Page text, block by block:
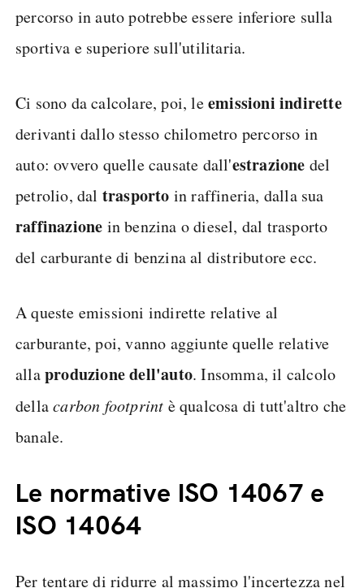
percorso in auto potrebbe essere inferiore sulla
sportiva e superiore sull'utilitaria.
Ci sono da calcolare, poi, leemissioni indirette
derivanti dallo stesso chilometro percorso in
auto: ovvero quelle causate dall'estrazione del
petrolio, dal trasporto in raffineria, dalla sua
raffinazione in benzina o diesel, dal trasporto
del carburante di benzina al distributore ecc.
A queste emissioni indirette relative al
carburante, poi, vanno aggiunte quelle relative
allaproduzione dell'auto. Insomma, il calcolo
dellacarbon footprint è qualcosa di tutt'altro che
banale.
Le normative ISO 14067 e
ISO 14064
Per tentare di ridurre al massimo l'incertezza nel